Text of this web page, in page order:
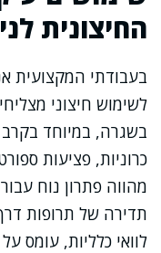
החיצונית
בעבודתי המקצועית
לשימוש חיצוני
בשגרה, במיוחד
כרוניות, פציעות
מהווה פתרון נוח
תדירה של תרופות
לוואי כלליות, עומס